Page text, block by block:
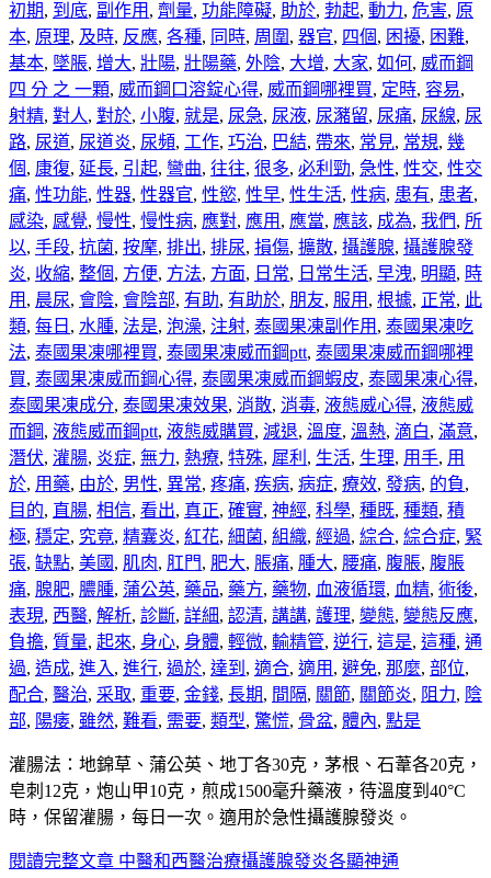
初期, 到底, 副作用 , 劑量, 功能障礙, 助於, 勃起, 動力, 危害, 原
本, 原理, 及時, 反應, 各種, 同時, 周圍 , 器官, 四個, 困擾, 困難,
基本, 墜脹, 增大, 壯陽, 壯陽藥, 外陰, 大增, 大家, 如何 , 威而鋼
四 分 之 一顆, 威而鋼口溶錠心得, 威而鋼哪裡買, 定時, 容易,
射精, 對人, 對於, 小腹, 就是, 尿急, 尿液, 尿瀦留, 尿痛, 尿線, 尿
路, 尿道, 尿道炎, 尿頻, 工作, 巧治, 巴結, 帶來, 常見, 常規, 幾
個, 康復, 延長, 引起, 彎曲, 往往, 很多, 必利勁, 急性, 性交, 性交
痛, 性功能, 性器, 性器官, 性慾, 性早, 性生活, 性病, 患有, 患者,
感染, 感覺, 慢性, 慢性病, 應對, 應用 , 應當, 應該, 成為, 我們, 所
以, 手段, 抗菌, 按摩, 排出, 排尿, 損傷, 擴散, 攝護腺, 攝護腺發
炎, 收縮, 整個, 方便, 方法, 方面, 日常, 日常生活, 早洩, 明顯, 時
用 , 晨尿, 會陰, 會陰部, 有助, 有助於, 朋友, 服用 , 根據, 正常, 此
類, 每日 , 水腫, 法是, 泡澡, 注射, 泰國果凍副作用 , 泰國果凍吃
法, 泰國果凍哪裡買, 泰國果凍威而鋼ptt, 泰國果凍威而鋼哪裡
買, 泰國果凍威而鋼心得, 泰國果凍威而鋼蝦皮, 泰國果凍心得,
泰國果凍成分, 泰國果凍效果, 消散, 消毒, 液態威心得, 液態威
而鋼, 液態威而鋼ptt, 液態威購買, 減退, 溫度, 溫熱, 滴白 , 滿意,
潛伏, 灌腸, 炎症, 無力, 熱療, 特殊, 犀利 , 生活, 生理, 用手, 用
於, 用藥, 由於, 男性, 異常, 疼痛, 疾病, 病症, 療效, 發病, 的負,
目的, 直腸, 相信, 看出, 真正, 確實, 神經, 科學, 種既, 種類, 積
極, 穩定, 究竟, 精囊炎, 紅花, 細菌, 組織, 經過, 綜合, 綜合症, 緊
張, 缺點, 美國 , 肌肉, 肛門, 肥大, 脹痛, 腫大, 腰痛, 腹脹, 腹脹
痛, 腺肥, 膿腫, 蒲公英, 藥品, 藥方, 藥物, 血液循環, 血精, 術後,
表現, 西醫, 解析, 診斷, 詳細, 認清, 講講, 護理, 變態, 變態反應,
負擔, 質量, 起來, 身心, 身體, 輕微, 輸精管, 逆行, 這是, 這種, 通
過, 造成, 進入, 進行, 過於, 達到 , 適合, 適用 , 避免, 那麼, 部位,
配合, 醫治, 采取, 重要, 金錢, 長期, 間隔, 關節, 關節炎, 阻力, 陰
部, 陽痿, 雖然, 難看, 需要, 類型, 驚慌, 骨盆, 體內, 點是
灌腸法：地錦草、蒲公英、地丁各30克，茅根、石葦各20克，
皂刺12克，炮山甲10克，煎成1500毫升藥液，待溫度到40°C
時，保留灌腸，每日一次。適用於急性攝護腺發炎。
閱讀完整文章 中醫和西醫治療攝護腺發炎各顯神通